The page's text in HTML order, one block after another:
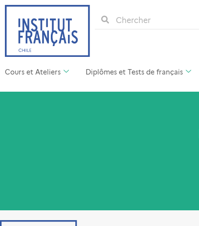
Cours et Ateliers Diplômes et Tests de français